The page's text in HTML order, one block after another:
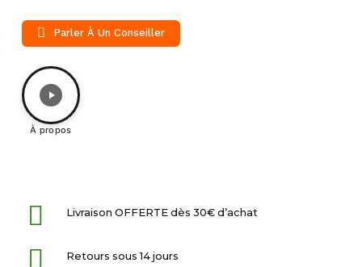
Parler À Un Conseiller
À propos
Livraison OFFERTE dès 30€ d’achat
Retours sous 14 jours